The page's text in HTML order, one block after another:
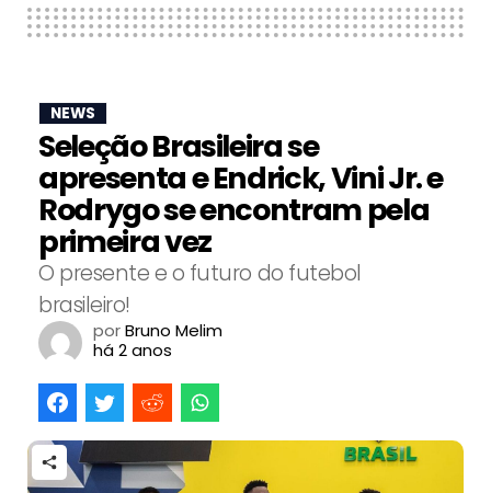
NEWS
Seleção Brasileira se
apresenta e Endrick, Vini Jr. e
Rodrygo se encontram pela
primeira vez
O presente e o futuro do futebol
brasileiro!
porBruno Melim
há 2 anos